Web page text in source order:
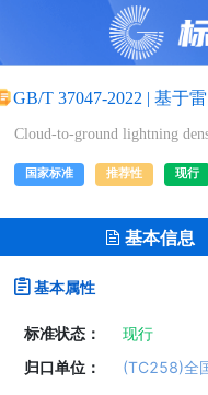
GB/T 37047-2022 | 基于
Cloud-to-ground lightning
国家标准 推荐性 现行
基本信息
基本属性
标准状态： 现行
归口单位：
(TC258)全